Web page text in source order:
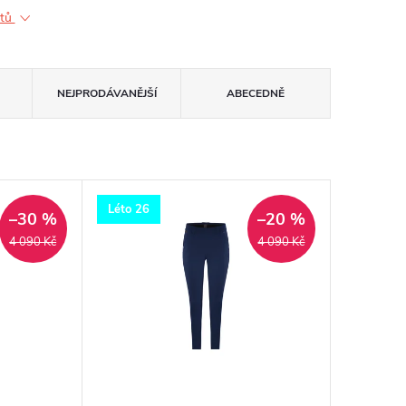
NEJPRODÁVANĚJŠÍ ABECEDNĚ
4 090 Kč
–30 % Léto 26
4 090 Kč
–20 %